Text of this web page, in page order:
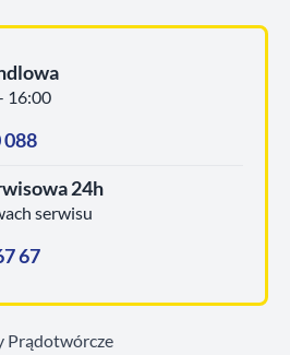
16:00
088
24h
serwisu
67
Prądotwórcze